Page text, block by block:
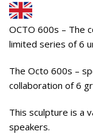
OCTO 600s – The
limited series of 6
The Octo 600s –
collaboration of 6
This sculpture is a
speakers.